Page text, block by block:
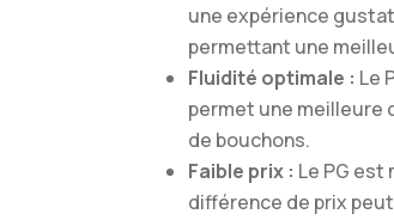
une expérience
permettant une
Fluidité optimale : Le
permet une meilleure
de bouchons.
Faible prix : Le PG est
différence de prix